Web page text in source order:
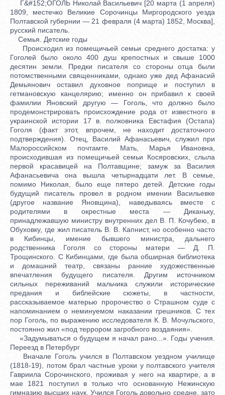
Г&#152;ОГОЛЬ Николай Васильевич [20 марта (1 апреля)
1809, местечко Великие Сорочинцы Миргородского уезда
Полтавской губернии — 21 февраля (4 марта) 1852, Москва],
русский писатель.
Семья. Детские годы
Происходил из помещичьей семьи среднего достатка: у
Гоголей было около 400 душ крепостных и свыше 1000
десятин земли. Предки писателя со стороны отца были
потомственными священниками, однако уже дед Афанасий
Демьянович оставил духовное поприще и поступил в
гетмановскую канцелярию; именно он прибавил к своей
фамилии Яновский другую — Гоголь, что должно было
продемонстрировать происхождение рода от известного в
украинской истории 17 в. полковника Евстафия (Остапа)
Гоголя (факт этот, впрочем, не находит достаточного
подтверждения). Отец, Василий Афанасьевич, служил при
Малороссийском почтамте. Мать, Марья Ивановна,
происходившая из помещичьей семьи Косяровских, слыла
первой красавицей на Полтавщине; замуж за Василия
Афанасьевича она вышла четырнадцати лет. В семье,
помимо Николая, было еще пятеро детей. Детские годы
будущий писатель провел в родном имении Васильевке
(другое название Яновщина), наведываясь вместе с
родителями в окрестные места — Диканьку,
принадлежавшую министру внутренних дел В. П. Кочубею, в
Обуховку, где жил писатель В. В. Капнист, но особенно часто
в Кибинцы, имение бывшего министра, дальнего
родственника Гоголя со стороны матери — Д. П.
Трощинского. С Кибинцами, где была обширная библиотека
и домашний театр, связаны ранние художественные
впечатления будущего писателя. Другим источником
сильных переживаний мальчика служили исторические
предания и библейские сюжеты, в частности,
рассказываемое матерью пророчество о Страшном суде с
напоминанием о неминуемом наказании грешников. С тех
пор Гоголь, по выражению исследователя К. В. Мочульского,
постоянно жил «под террором загробного воздаяния».
«Задумываться о будущем я начал рано...». Годы учения.
Переезд в Петербург
Вначале Гоголь учился в Полтавском уездном училище
(1818-19), потом брал частные уроки у полтавского учителя
Гавриила Сорочинского, проживая у него на квартире, а в
мае 1821 поступил в только что основанную Нежинскую
гимназию высших наук. Учился Гоголь довольно средне, зато